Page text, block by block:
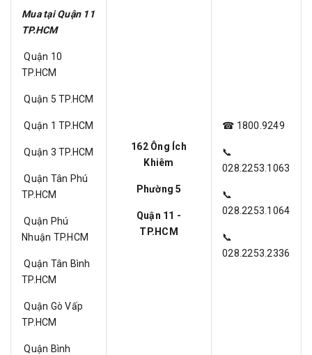
Mua tại Quận 11
TP.HCM
Quận 10
TP.HCM
Quận 5 TP.HCM
Quận 1 TP.HCM
Quận 3 TP.HCM
Quận Tân Phú
TP.HCM
Quận Phú
Nhuận TP.HCM
Quận Tân Bình
TP.HCM
Quận Gò Vấp
TP.HCM
Quận Bình
162 Ông Ích
Khiêm
Phường 5
Quận 11 -
TP.HCM
☎ 1800.9249
📞
028.2253.1063
📞
028.2253.1064
📞
028.2253.2336